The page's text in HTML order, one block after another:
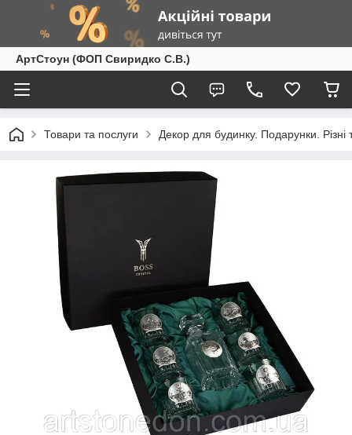
АртСтоун (ФОП Свиридко С.В.)
Товари та послуги Декор для будинку. Подарунки.